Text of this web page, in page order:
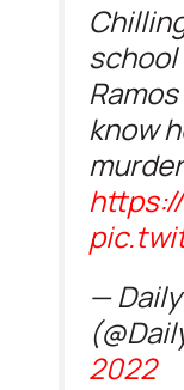
know
—
2022